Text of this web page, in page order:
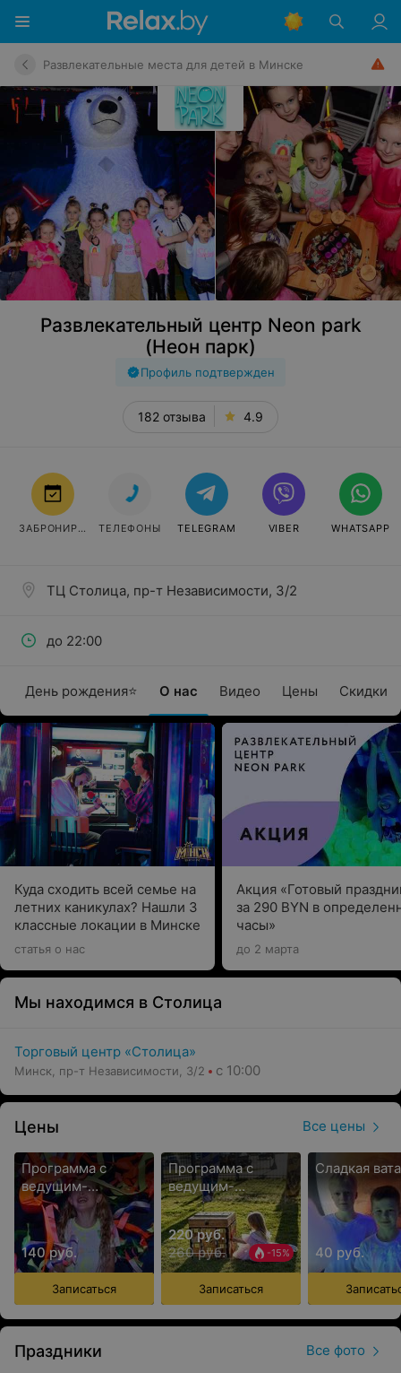
Развлекательные места для детей в Минске
Развлекательный центр Neon park
(Неон парк)
Профиль подтвержден
182 отзыва 4.9
День рождения⭐ О нас Видео Цены Скидки
ТЦ Столица, пр-т Независимости, 3/2
до 22:00
ЗАБРОНИРОВАТЬТЕЛЕФОНЫ TELEGRAM VIBER WHATSAPP
Куда сходить всей семье на
летних каникулах? Нашли 3
классные локации в Минске
статья о нас
Акция «Готовый
за 290 BYN в
часы»
до 2 марта
Мы находимся в Столица
Торговый центр «Столица»
Минск, пр-т Независимости, 3/2 с 10:00
Цены Все цены
Программа с
ведущим-
инструктором
(пакет
«Стандарт»)
140 руб.
Записаться
Программа с
ведущим-
инструктором
(пакет «Макси»)
-15%
220 руб.
260 руб.
Записаться
Сладкая вата
40 руб.
Праздники Все фото